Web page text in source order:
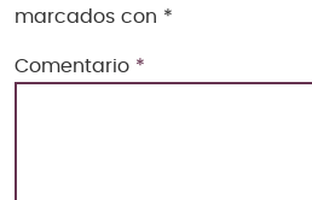
marcados con *
Comentario *